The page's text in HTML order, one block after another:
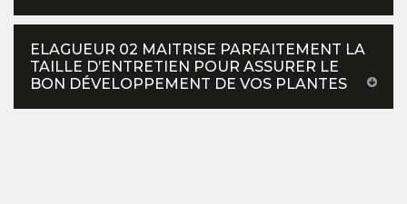
ELAGUEUR 02 MAITRISE PARFAITEMENT LA
TAILLE D’ENTRETIEN POUR ASSURER LE
BON DÉVELOPPEMENT DE VOS PLANTES